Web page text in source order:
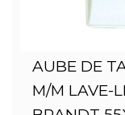
AUBE DE
M/M LAVE-